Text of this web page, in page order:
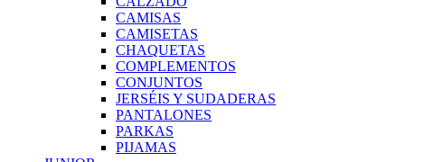
CAMISAS
CAMISETAS
CHAQUETAS
COMPLEMENTOS
CONJUNTOS
JERSÉIS Y SUDADERAS
PANTALONES
PARKAS
PIJAMAS